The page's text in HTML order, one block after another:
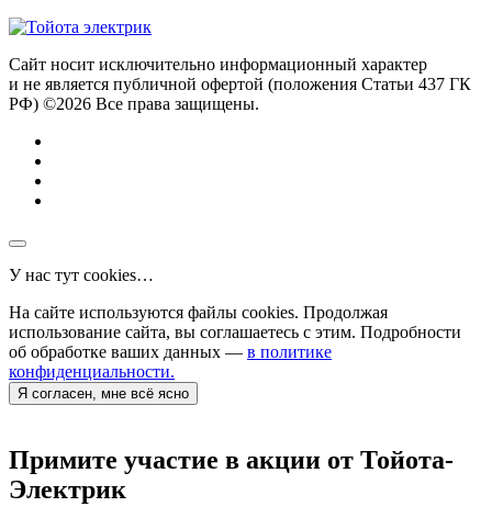
Сайт носит исключительно информационный характер
и не является публичной офертой (положения Статьи 437 ГК
РФ) ©2026 Все права защищены.
У нас тут cookies…
На сайте используются файлы cookies. Продолжая
использование сайта, вы соглашаетесь с этим. Подробности
об обработке ваших данных — в политике
конфиденциальности.
Я согласен, мне всё ясно
Примите участие в акции от Тойота-
Электрик